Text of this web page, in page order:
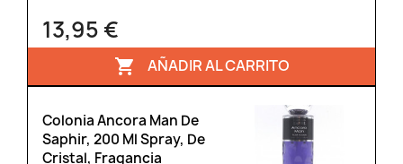
13,95 €
 AÑADIR AL CARRITO
Colonia Ancora Man De
Saphir, 200 Ml Spray, De
Cristal, Fragancia